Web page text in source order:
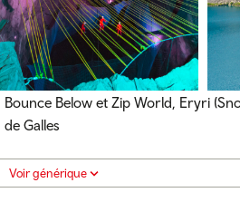
Bounce Below et Zip World, Eryri
de Galles
Voir générique